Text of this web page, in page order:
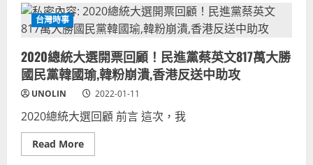
藍
營
選
瓜
分！
民
進
黨
2022
奪
首
率
增？
選
歌
曲
台
選
舉
主
歌
政
黨
候
選
人
台灣時事
2020總統大選開票回顧！民進黨蔡英文817萬大勝
國民黨韓國瑜,韓粉崩潰,香港反送中助攻
UNOLIN 2022-01-11
2020總統大選回顧 前言 這次，我
Read MoreRead
more